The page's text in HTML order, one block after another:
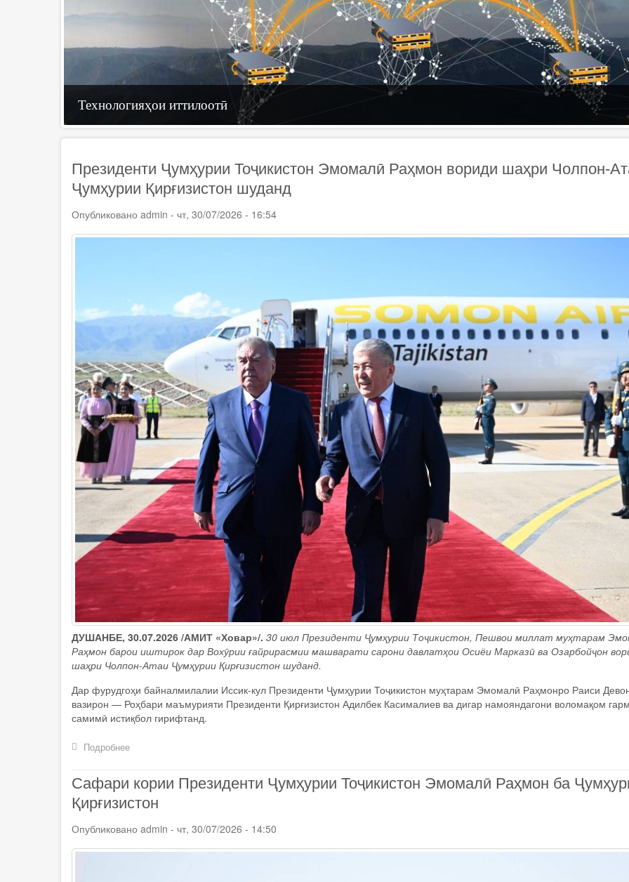
Телевизиони рақамӣ
Технологияҳои иттилоотӣ
ҶСК «Телерадиоком»
Президенти Ҷумҳурии Тоҷикистон Эмомалӣ Раҳмон вориди шаҳри Чолпон-
Ҷумҳурии Қирғизистон шуданд
Опубликовано admin - чт, 30/07/2026 - 16:54
ДУШАНБЕ, 30.07.2026 /АМИТ «Ховар»/. 30 июл Президенти Ҷумҳурии Тоҷикистон, Пешвои миллат муҳтарам
Раҳмон барои иштирок дар Вохӯрии ғайрирасмии машварати сарони давлатҳои Осиёи Марказӣ ва Озарбойҷон
шаҳри Чолпон-Атаи Ҷумҳурии Қирғизистон шуданд.
Дар фурудгоҳи байналмилалии Иссик-кул Президенти Ҷумҳурии Тоҷикистон муҳтарам Эмомалӣ Раҳмонро Раиси
вазирон — Роҳбари маъмурияти Президенти Қирғизистон Адилбек Касималиев ва дигар намояндагони воломақом
самимӣ истиқбол гирифтанд.
Подробнее
Ҷумҳурии
Тоҷикистон
Эмомалӣ
Раҳмон
вориди
шаҳри
Чолпон-
Сафари кории Президенти Ҷумҳурии Тоҷикистон Эмомалӣ Раҳмон ба
Қирғизистон
Опубликовано admin - чт, 30/07/2026 - 14:50